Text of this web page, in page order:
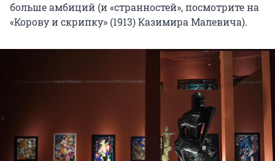
больше амбиций (и «странностей», посмотрите на
«Корову и скрипку» (1913) Казимира Малевича).